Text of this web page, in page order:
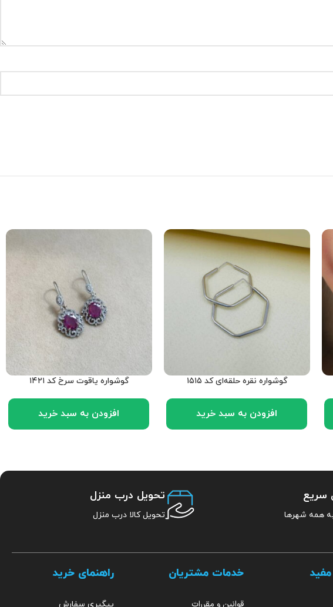
گوشواره نقره حلقه‌ای کد ۱۵۱۵
افزودن به سبد خرید
گوشواره یاقوت سرخ کد ۱۴۲۱
افزودن به سبد خرید
سریع
همه شهرها
تحویل درب منزل
تحویل کالا درب منزل
خدمات مشتریان
قوانین و مقررات
راهنمای خرید
پیگیری سفارش